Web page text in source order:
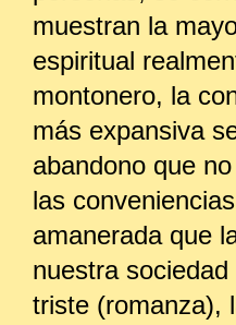
muestran la
espiritual
montonero, la
más expansiva
abandono que
las
amanerada que
nuestra
triste (romanza),